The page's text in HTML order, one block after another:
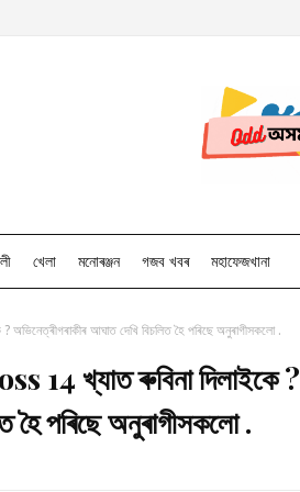
খেলা মনোৰঞ্জন গজব খবৰ মহাফেজখানা
আঘাত দেখি বিচলিত হৈ পৰিছে অনুৰাগীসকলো .
14 খ্যাত ৰুবিনা দিলাইকে ?
হৈ পৰিছে অনুৰাগীসকলো .